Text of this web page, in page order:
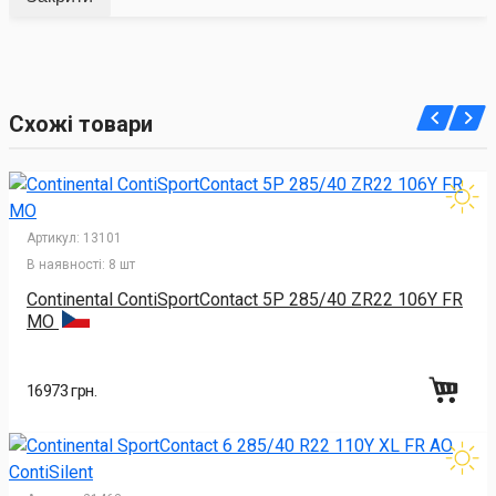
Схожі товари
Артикул: 13101
В наявності: 8 шт
Continental ContiSportContact 5P 285/40 ZR22 106Y FR
MO
16973 грн.